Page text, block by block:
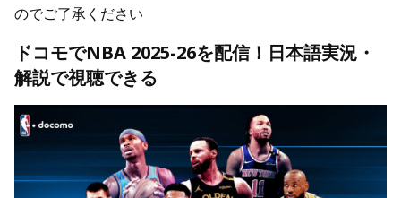
のでご了承ください
ドコモでNBA 2025-26を配信！日本語実況・
解説で視聴できる